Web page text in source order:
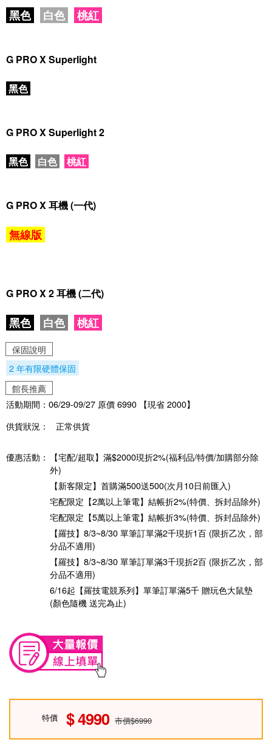
黑色 白色 桃紅
G PRO X Superlight
黑色
G PRO X Superlight 2
黑色 白色 桃紅
G PRO X 耳機 (一代)
無線版
G PRO X 2 耳機 (二代)
黑色 白色 桃紅
保固說明
2 年有限硬體保固
館長推薦
活動期間：06/29-09/27 原價 6990 【現省 2000】
供貨狀況：
正常供貨
優惠活動：
【宅配/超取】滿$2000現折2%(福利品/特價/加購部分除
外)
【新客限定】首購滿500送500(次月10日前匯入)
宅配限定【2萬以上筆電】結帳折2%(特價、拆封品除外)
宅配限定【5萬以上筆電】結帳折3%(特價、拆封品除外)
【羅技】8/3~8/30 單筆訂單滿2千現折1百 (限折乙次，部
分品不適用)
【羅技】8/3~8/30 單筆訂單滿3千現折2百 (限折乙次，部
分品不適用)
6/16起【羅技電競系列】單筆訂單滿5千 贈玩色大鼠墊
(顏色隨機 送完為止)
特價 4990 市價$6990